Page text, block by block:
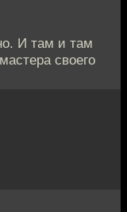
И там и там
своего